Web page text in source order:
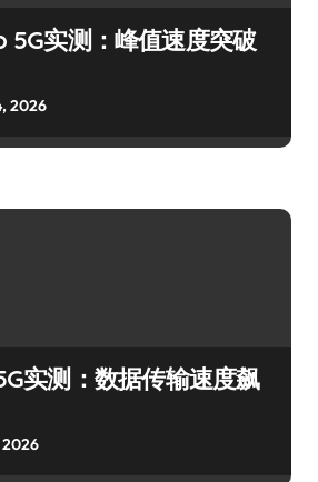
5G实测：峰值速度突破
2026
实测：数据传输速度飙
2026